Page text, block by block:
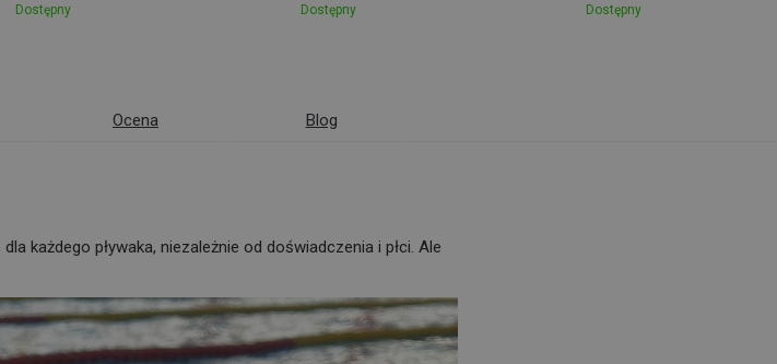
Dostępny Dostępny Dostępny
Ocena Blog
każdego pływaka, niezależnie od doświadczenia i płci. Ale